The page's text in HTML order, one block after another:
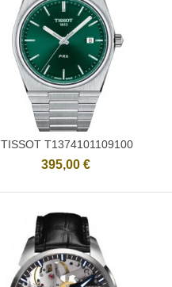
Ajouter
TISSOT T1374101109100
395,00 €